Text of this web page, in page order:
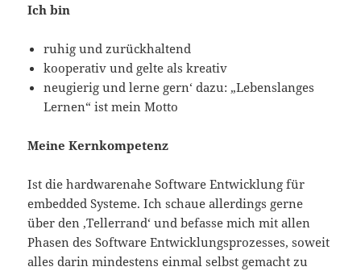
Ich bin
ruhig und zurückhaltend
kooperativ und gelte als kreativ
neugierig und lerne gern‘ dazu: „Lebenslanges
Lernen“ ist mein Motto
Meine Kernkompetenz
Ist die hardwarenahe Software Entwicklung für
embedded Systeme. Ich schaue allerdings gerne
über den ‚Tellerrand‘ und befasse mich mit allen
Phasen des Software Entwicklungsprozesses, soweit
alles darin mindestens einmal selbst gemacht zu